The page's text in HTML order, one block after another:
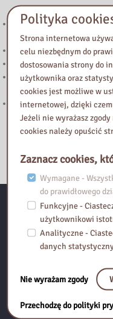
221. Kierunek STEAM:
Pedagogicznej w
Powstanie Warszawskie
Nowy wpis na blogu
„Halo! Tu Mazowsze” –
Mazowieckiego
Zapraszamy do lektury
Kontakt:
ul. Gocławska 4, 03-810
e-mail:
Polityka
Strona internetowa
celu niezbędnym do
dostosowania strony do
użytkownika oraz
cookies jest możliwe w
internetowej, dzięki
Jeżeli nie wyrażasz
cookies należy opuścić
Zaznacz cookies,
Wymagane -
do prawidłowego
Funkcyjne -
użytkownikowi
Analityczne -
danych
Nie wyrażam zgody
Przechodzę do polityki